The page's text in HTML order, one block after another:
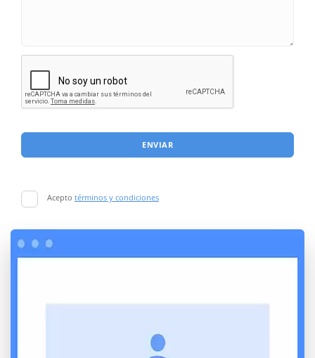
ENVIAR
Acepto términos y condiciones